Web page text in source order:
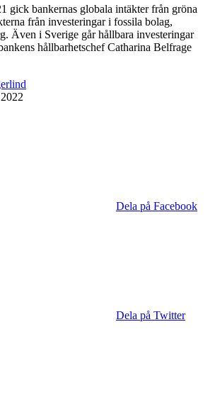
gick bankernas globala intäkter från gröna
från investeringar i fossila bolag,
Även i Sverige går hållbara investeringar
hållbarhetschef Catharina Belfrage
Dela på Facebook
Dela på Twitter